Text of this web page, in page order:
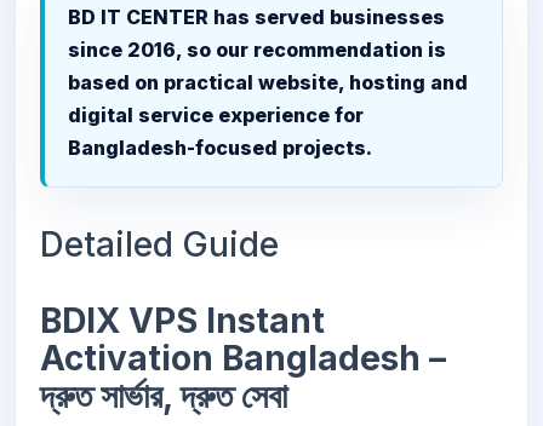
BD IT CENTER has served businesses
since 2016, so our recommendation is
based on practical website, hosting and
digital service experience for
Bangladesh-focused projects.
Detailed Guide
BDIX VPS Instant
Activation Bangladesh –
দ্রুত সার্ভার, দ্রুত সেবা